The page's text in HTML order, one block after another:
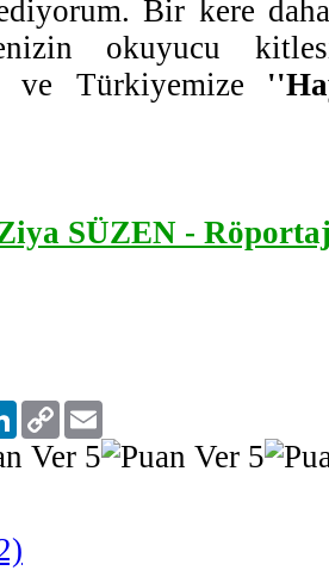
Bir kere
okuyucu
ve Türkiyemize
SÜZEN -
LinkedIn
Copy
Link